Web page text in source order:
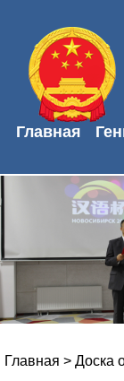
Главная
Главная > Доска